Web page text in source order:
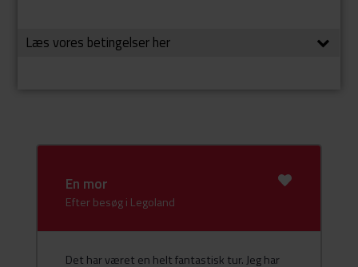
En mor
Efter besøg i Legoland
Det har været en helt fantastisk tur. Jeg har